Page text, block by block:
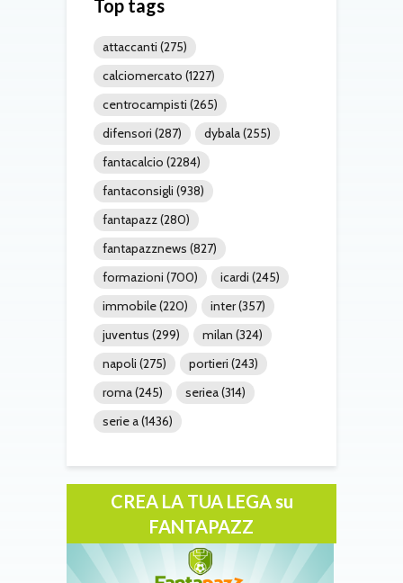
Top tags
attaccanti (275)
calciomercato (1227)
centrocampisti (265)
difensori (287) dybala(255)
fantacalcio (2284)
fantaconsigli (938)
fantapazz(280)
fantapazznews (827)
formazioni (700) icardi (245)
immobile(220) inter(357)
juventus (299) milan (324)
napoli (275) portieri (243)
roma(245) seriea(314)
serie a(1436)
CREA LA TUA LEGA su
FANTAPAZZ